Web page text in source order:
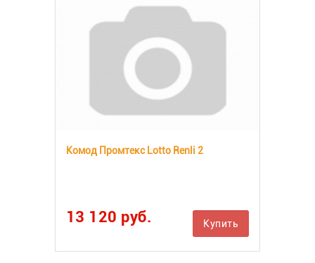
Комод Промтекс Lotto Renli 2
13 120 руб. Купить